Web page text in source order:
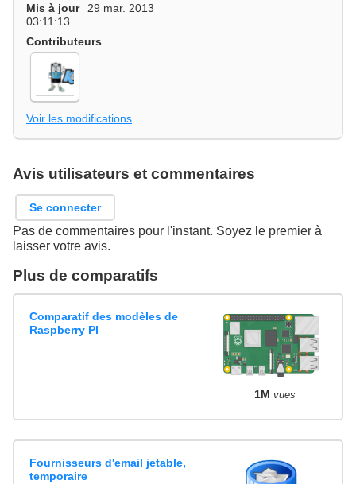
Mis à jour
29 mar. 2013
03:11:13
Contributeurs
Voir les modifications
Avis utilisateurs et commentaires
Se connecter
Pas de commentaires pour l'instant. Soyez le premier à
laisser votre avis.
Plus de comparatifs
Comparatif des modèles de
Raspberry PI
1M vues
Fournisseurs d'email jetable,
temporaire